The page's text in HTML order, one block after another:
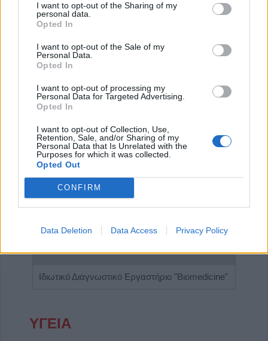
I want to opt-out of the Sharing of my
personal data.
Opted In
I want to opt-out of the Sale of my
Personal Data.
Opted In
I want to opt-out of processing my
Personal Data for Targeted Advertising.
Opted In
I want to opt-out of Collection, Use,
Retention, Sale, and/or Sharing of my
Personal Data that Is Unrelated with the
Purposes for which it was collected.
Opted Out
CONFIRM
Data Deletion Data Access Privacy Policy
Επόμενο Τέλος
Ιδιωτικό Διαγνωστικό Εργαστήριο "Βιοmedicine"
ΥΓΕΙΑ